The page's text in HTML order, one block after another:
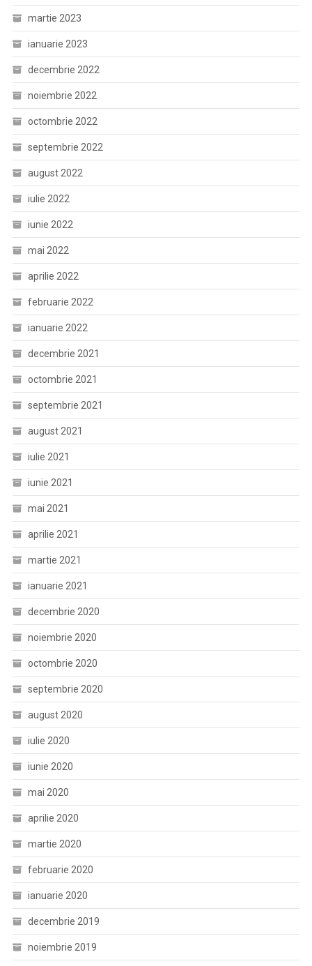
martie 2023
ianuarie 2023
decembrie 2022
noiembrie 2022
octombrie 2022
septembrie 2022
august 2022
iulie 2022
iunie 2022
mai 2022
aprilie 2022
februarie 2022
ianuarie 2022
decembrie 2021
octombrie 2021
septembrie 2021
august 2021
iulie 2021
iunie 2021
mai 2021
aprilie 2021
martie 2021
ianuarie 2021
decembrie 2020
noiembrie 2020
octombrie 2020
septembrie 2020
august 2020
iulie 2020
iunie 2020
mai 2020
aprilie 2020
martie 2020
februarie 2020
ianuarie 2020
decembrie 2019
noiembrie 2019